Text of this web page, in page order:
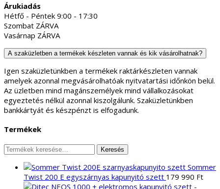
Árukiadás
Hétfő - Péntek 9:00 - 17:30
Szombat ZÁRVA
Vasárnap ZÁRVA
A szaküzletben a termékek készleten vannak és kik vásárolhatnak?
Igen szaküzletünkben a termékek raktárkészleten vannak
amelyek azonnal megvásárolhatóak nyitvatartási időnkön belül.
Az üzletben mind magánszemélyek mind vállalkozásokat
egyeztetés nélkül azonnal kiszolgálunk. Szaküzletünkben
bankkártyát és készpénzt is elfogadunk.
Termékek
Keresés
következőre:
Keresés
Sommer
Twist 200 E egyszárnyas kapunyitó szett 179 990 Ft